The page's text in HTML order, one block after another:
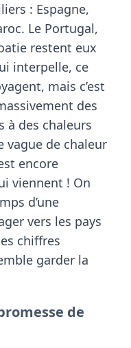
: Espagne,
. Le Portugal,
restent eux
interpelle, ce
mais c’est
des
à des chaleurs
vague de chaleur
encore
viennent ! On
d’une
vers les pays
chiffres
garder la
de